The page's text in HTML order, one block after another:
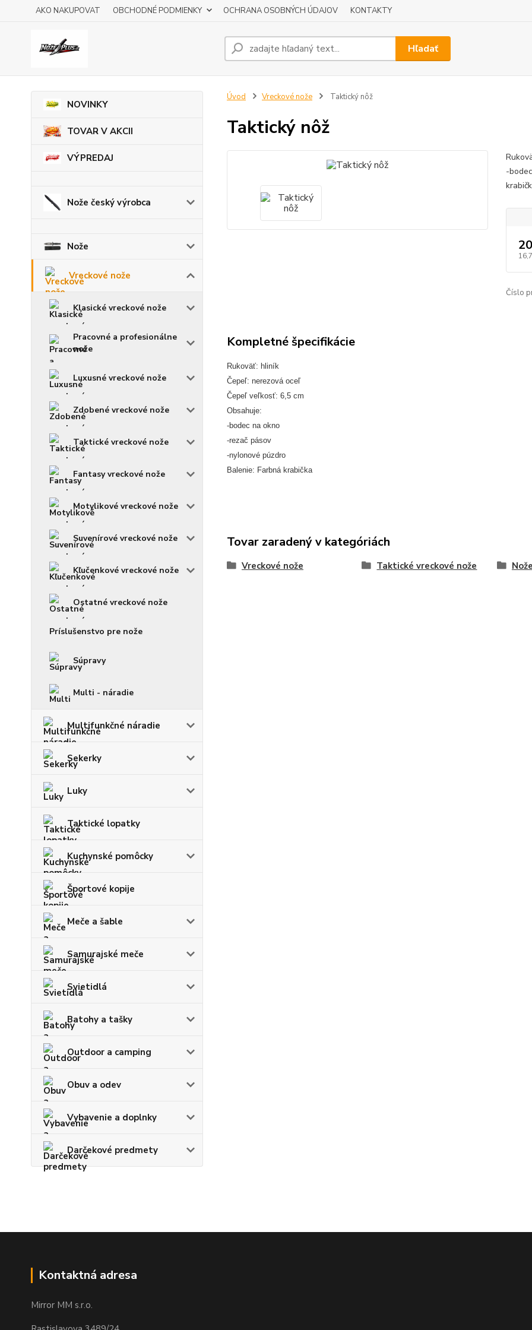
AKO NAKUPOVAT OBCHODNÉ PODMIENKY OCHRANA OSOBNÝCH ÚDAJOV KONTAKTY
Hľadať
NOVINKY
TOVAR V AKCII
VÝPREDAJ
Nože český výrobca
Nože
Vreckové nože
Klasické vreckové nože
Pracovné a profesionálne
nože
Luxusné vreckové nože
Zdobené vreckové nože
Taktické vreckové nože
Fantasy vreckové nože
Motylikové vreckové nože
Suvenírové vreckové nože
Kľučenkové vreckové nože
Ostatné vreckové nože
Príslušenstvo pre nože
Súpravy
Multi - náradie
Multifunkčné náradie
Sekerky
Luky
Taktické lopatky
Kuchynské pomôcky
Športové kopije
Meče a šable
Samurajské meče
Svietidlá
Batohy a tašky
Outdoor a camping
Obuv a odev
Vybavenie a doplnky
Darčekové predmety
Úvod Vreckové nože Taktický nôž
Taktický nôž
-
Číslo
Kompletné špecifikácie
Rukoväť: hliník
Čepeľ: nerezová oceľ
Čepeľ veľkosť: 6,5 cm
Obsahuje:
-bodec na okno
-rezač pásov
-nylonové púzdro
Balenie: Farbná krabička
Tovar zaradený v kategóriách
Vreckové nože Taktické vreckové nože
Kontaktná adresa
Mirror MM s.r.o.